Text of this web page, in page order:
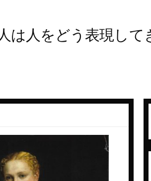
人をどう表現し